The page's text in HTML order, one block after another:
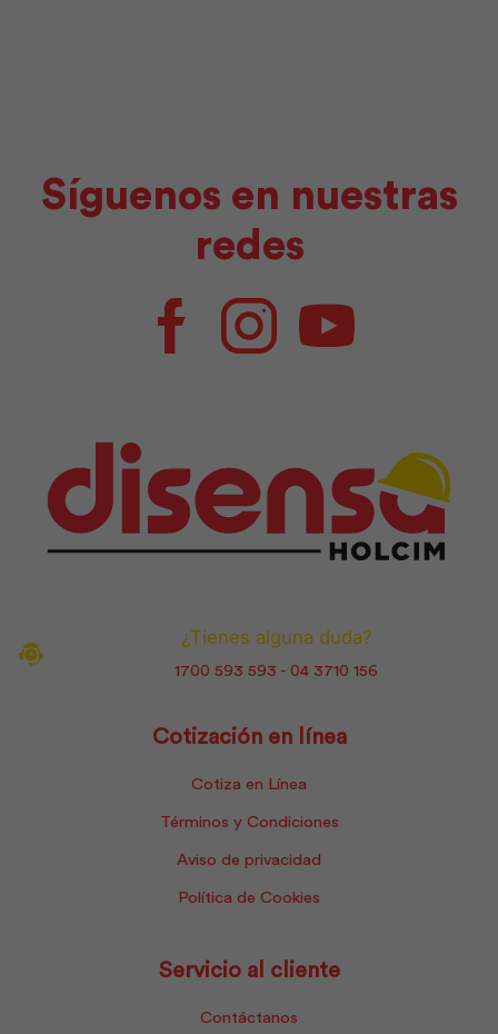
Síguenos en nuestras
redes
FacebookInstagramYoutube
¿Tienes alguna duda?
1700 593 593 - 04 3710 156
Cotización en línea
Cotiza en Línea
Términos y Condiciones
Aviso de privacidad
Política de Cookies
Servicio al cliente
Contáctanos